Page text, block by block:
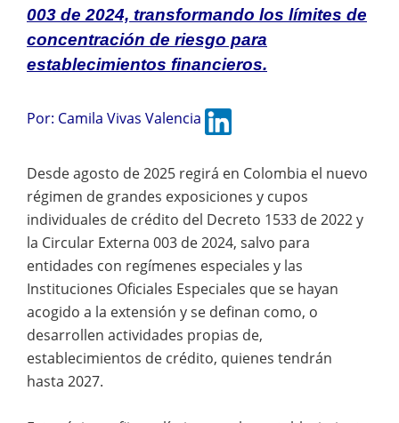
003 de 2024, transformando los límites de
concentración de riesgo para
establecimientos financieros.
Por: Camila Vivas Valencia
Desde agosto de 2025 regirá en Colombia el nuevo
régimen de grandes exposiciones y cupos
individuales de crédito del Decreto 1533 de 2022 y
la Circular Externa 003 de 2024, salvo para
entidades con regímenes especiales y las
Instituciones Oficiales Especiales que se hayan
acogido a la extensión y se definan como, o
desarrollen actividades propias de,
establecimientos de crédito, quienes tendrán
hasta 2027.